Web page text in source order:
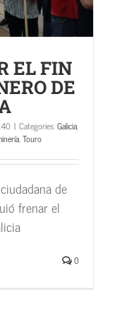
EL FIN
DE
| Categories:Galicia,
,Touro
de
frenar el
0